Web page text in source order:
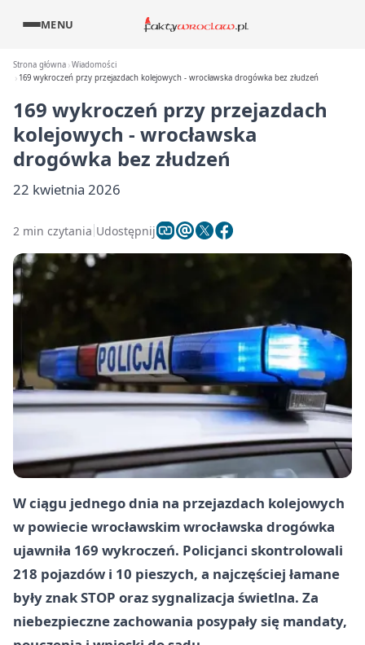
MENU
Strona główna Wiadomości
169 wykroczeń przy przejazdach kolejowych - wrocławska drogówka bez złudzeń
169 wykroczeń przy przejazdach
kolejowych - wrocławska
drogówka bez złudzeń
22 kwietnia 2026
2 min czytania Udostępnij
W ciągu jednego dnia na przejazdach kolejowych
w powiecie wrocławskim wrocławska drogówka
ujawniła 169 wykroczeń. Policjanci skontrolowali
218 pojazdów i 10 pieszych, a najczęściej łamane
były znak STOP oraz sygnalizacja świetlna. Za
niebezpieczne zachowania posypały się mandaty,